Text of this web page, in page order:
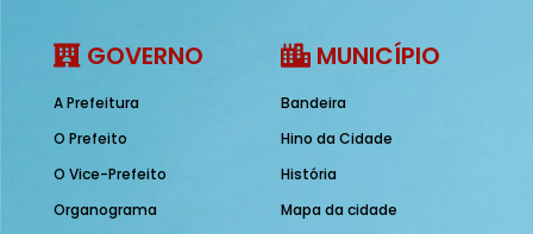
GOVERNO
A Prefeitura
O Prefeito
O Vice-Prefeito
Organograma
MUNICÍPIO
Bandeira
Hino da Cidade
História
Mapa da cidade